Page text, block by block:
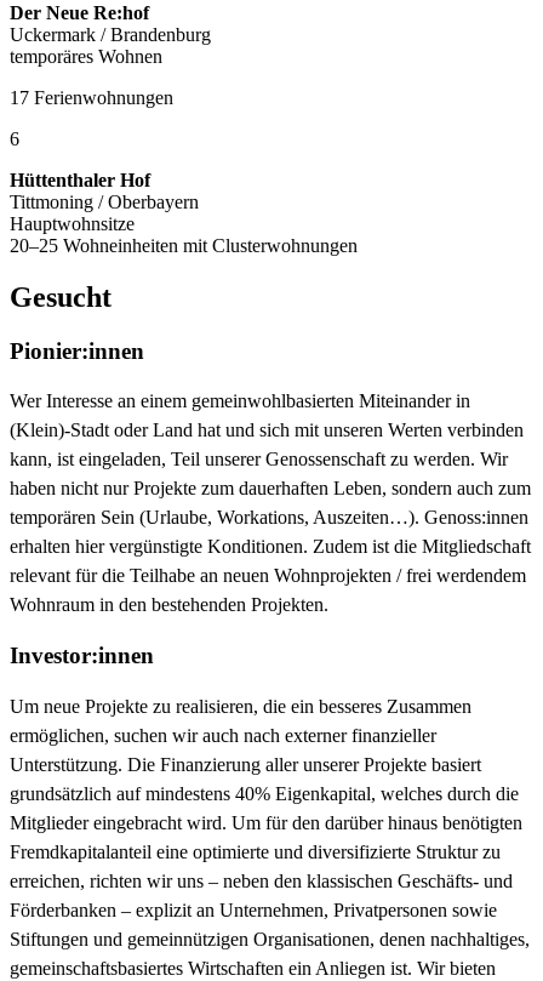
Der Neue Re:hof
Uckermark / Brandenburg
temporäres Wohnen
17 Ferienwohnungen
6
Hüttenthaler Hof
Tittmoning / Oberbayern
Hauptwohnsitze
20–25 Wohneinheiten mit Clusterwohnungen
Gesucht
Pionier:innen
Wer Interesse an einem gemeinwohlbasierten Miteinander in
(Klein)-Stadt oder Land hat und sich mit unseren Werten verbinden
kann, ist eingeladen, Teil unserer Genossen­schaft zu werden. Wir
haben nicht nur Projekte zum dauerhaften Leben, sondern auch zum
temporären Sein (Urlaube, Workations, Auszeiten…). Genoss:innen
erhalten hier vergünstigte Konditionen. Zudem ist die Mitgliedschaft
relevant für die Teilhabe an neuen Wohnprojekten / frei werdendem
Wohnraum in den bestehenden Projekten.
Investor:innen
Um neue Projekte zu realisieren, die ein besseres Zusammen
ermöglichen, suchen wir auch nach externer finanzieller
Unterstützung. Die Finanzierung aller unserer Projekte basiert
grundsätzlich auf mindestens 40% Eigenkapital, welches durch die
Mitglieder eingebracht wird. Um für den darüber hinaus benötigten
Fremdkapitalanteil eine optimierte und diversifizierte Struktur zu
erreichen, richten wir uns – neben den klassischen Geschäfts- und
Förderbanken – explizit an Unternehmen, Privatpersonen sowie
Stiftungen und gemeinnützigen Organisationen, denen nachhaltiges,
gemeinschaftsbasiertes Wirtschaften ein Anliegen ist. Wir bieten